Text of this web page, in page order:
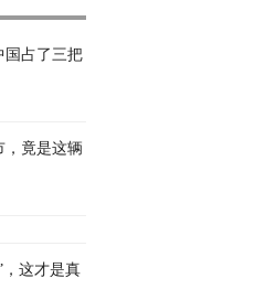
国占了三把
，竟是这辆
，这才是真